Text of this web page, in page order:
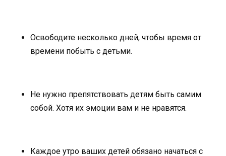
Освободите несколько дней, чтобы время от
времени побыть с детьми.
Не нужно препятствовать детям быть самим
собой. Хотя их эмоции вам и не нравятся.
Каждое утро ваших детей обязано начаться с